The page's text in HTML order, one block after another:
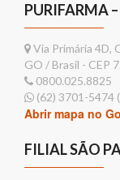
PURIFARMA
Via Primária 4D,
GO / Brasil - CEP
0800.025.8825
(62) 3701-5474
Abrir mapa no
FILIAL SÃO